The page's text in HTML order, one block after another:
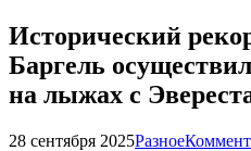
Исторический
Баргель
на лыжах с
28 сентября 2025Разное